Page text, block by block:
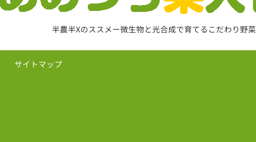
半農半Xのススメー微生物と光合成で育てるこだわり野菜
サイトマップ